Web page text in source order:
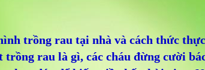
trồng rau tại nhà và cách thức
rau là gì, các cháu đừng cười